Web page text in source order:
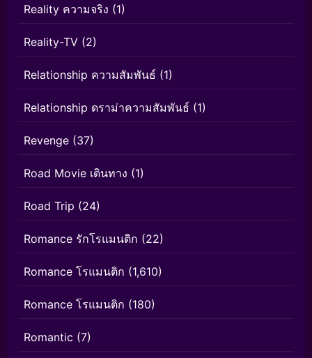
Reality ความจริง (1)
Reality-TV (2)
Relationship ความสัมพันธ์ (1)
Relationship ดราม่าความสัมพันธ์ (1)
Revenge (37)
Road Movie เดินทาง (1)
Road Trip (24)
Romance รักโรแมนติก (22)
Romance โรแมนติก (1,610)
Romance โรแมนติก (180)
Romantic (7)